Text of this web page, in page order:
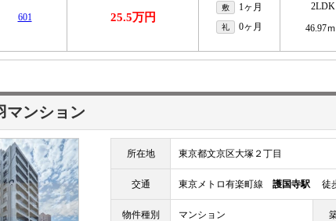
601 25.5万円
敷 1ヶ月
礼 0ヶ月
2LDK
46.97ｍ
マンション
所在地 東京都文京区大塚２丁目
交通 東京メトロ有楽町線 護国寺駅 徒
物件種別 マンション